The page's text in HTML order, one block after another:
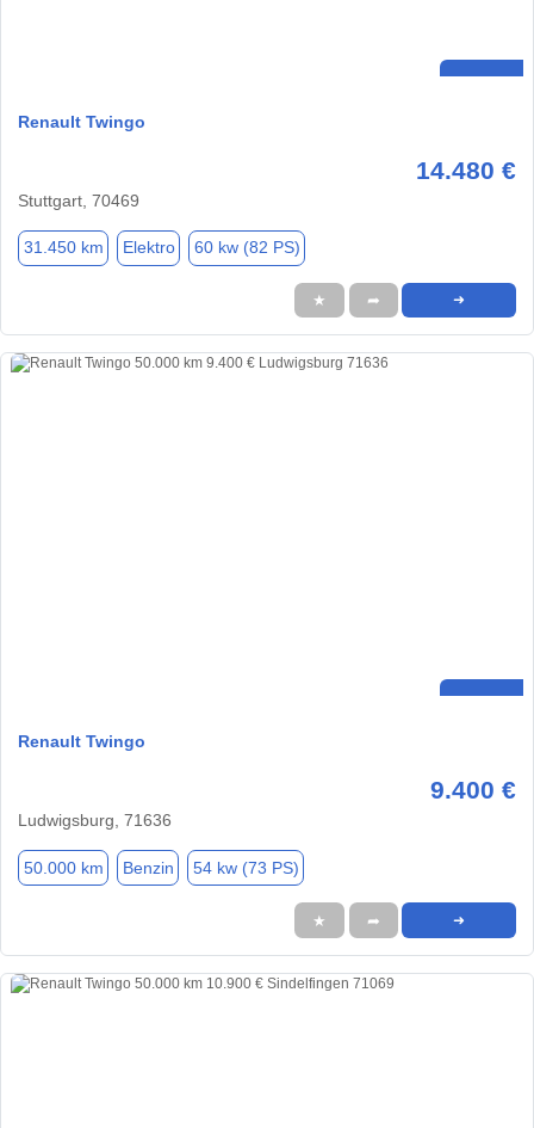
Renault Twingo
14.480 €
Stuttgart, 70469
31.450 km Elektro 60 kw (82 PS)
★ ➦ ➜
Renault Twingo
9.400 €
Ludwigsburg, 71636
50.000 km Benzin 54 kw (73 PS)
★ ➦ ➜